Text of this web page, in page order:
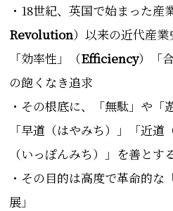
・18世紀、英国で始まった産
Revolution）以来の近代産
「効率性」（Efficiency）「
の飽くなき追求
・その根底に、「無駄」や「
「早道（はやみち）」「近
（いっぽんみち）」を善とす
・その目的は高度で革命的な
展」